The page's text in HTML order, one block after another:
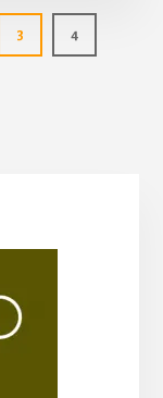
Pagina
3 Pagina
4